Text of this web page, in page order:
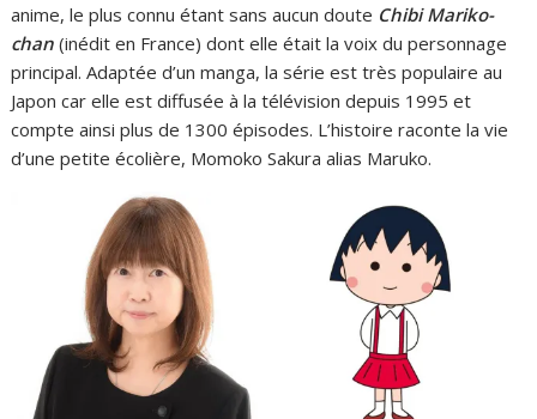
anime, le plus connu étant sans aucun doute Chibi Mariko-
chan (inédit en France) dont elle était la voix du personnage
principal. Adaptée d’un manga, la série est très populaire au
Japon car elle est diffusée à la télévision depuis 1995 et
compte ainsi plus de 1300 épisodes. L’histoire raconte la vie
d’une petite écolière, Momoko Sakura alias Maruko.